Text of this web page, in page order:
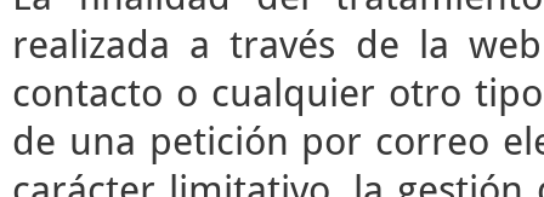
realizada a través de la
contacto o cualquier otro
de una petición por correo